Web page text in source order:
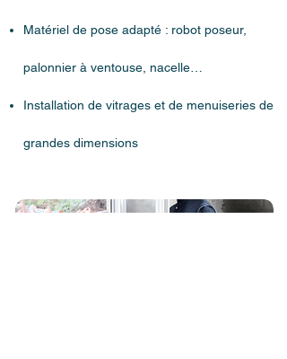
Matériel de pose adapté : robot poseur,
palonnier à ventouse, nacelle…
Installation de vitrages et de menuiseries de
grandes dimensions